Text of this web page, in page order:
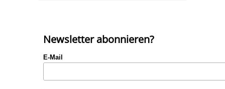
Newsletter abonnieren?
E-Mail